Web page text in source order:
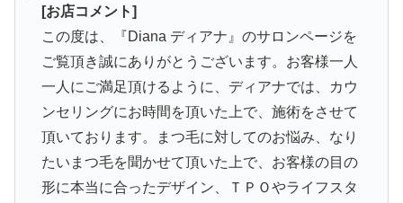
[お店コメント]
この度は、『Diana ディアナ』のサロンページを
ご覧頂き誠にありがとうございます。お客様一人
一人にご満足頂けるように、ディアナでは、カウ
ンセリングにお時間を頂いた上で、施術をさせて
頂いております。まつ毛に対してのお悩み、なり
たいまつ毛を聞かせて頂いた上で、お客様の目の
形に本当に合ったデザイン、ＴＰＯやライフスタ